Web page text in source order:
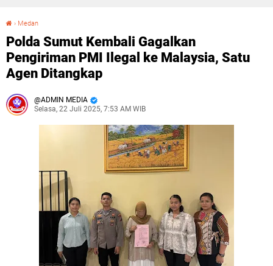
› Medan
Polda Sumut Kembali Gagalkan
Pengiriman PMI Ilegal ke Malaysia, Satu
Agen Ditangkap
ADMIN MEDIA
Selasa, 22 Juli 2025, 7:53 AM WIB